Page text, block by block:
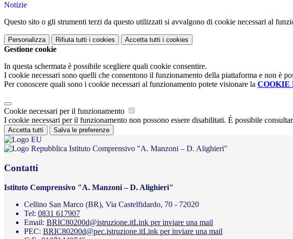
Notizie
Questo sito o gli strumenti terzi da questo utilizzati si avvalgono di cookie necessari al
Personalizza Rifiuta tutti i cookies Accetta tutti i cookies
Gestione cookie
In questa schermata è possibile scegliere quali cookie consentire.
I cookie necessari sono quelli che consentono il funzionamento della piattaforma e non è
Per conoscere quali sono i cookie necessari al funzionamento potete visionare la COOKIE
Cookie necessari per il funzionamento
I cookie necessari per il funzionamento non possono essere disabilitati. È possibile
Accetta tutti Salva le preferenze
Istituto Comprensivo "A. Manzoni – D. Alighieri"
Contatti
Istituto Comprensivo "A. Manzoni – D. Alighieri"
Cellino San Marco (BR), Via Castelfidardo, 70 - 72020
Tel: 0831 617907
Email: BRIC80200d@istruzione.itLink per inviare una mail
PEC: BRIC80200d@pec.istruzione.itLink per inviare una mail